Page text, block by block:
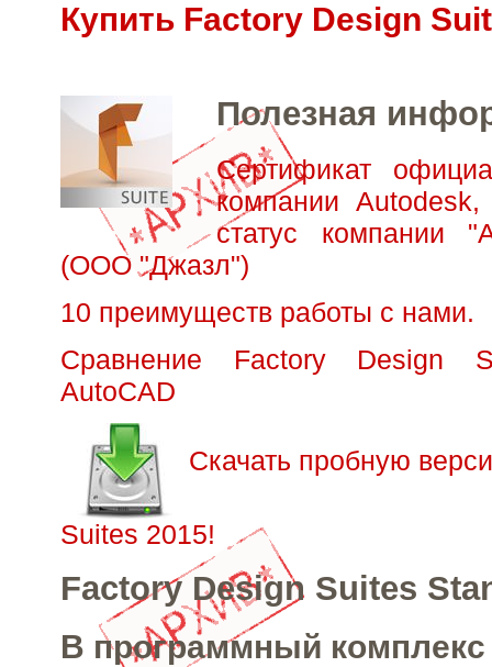
Купить Factory Design
Полезная
Сертификат
компании
статус компании
(ООО "Джазл")
10 преимуществ работы с нами.
Сравнение Factory Design
AutoCAD
Скачать пробную
Suites 2015!
Factory Design Suites
В программный комплекс